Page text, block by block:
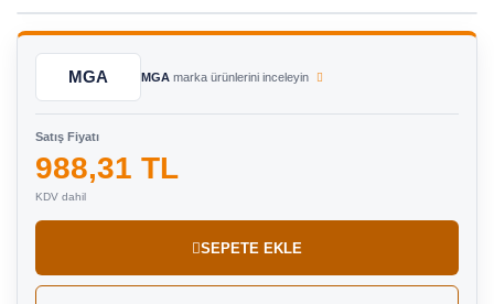
MGA MGA marka ürünlerini inceleyin
Satış Fiyatı
988,31 TL
KDV dahil
SEPETE EKLE